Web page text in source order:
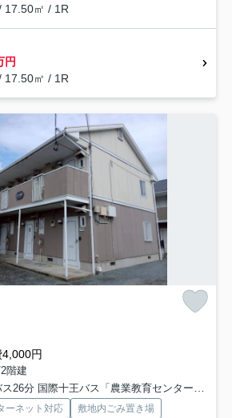
17.50㎡ / 1R
円
17.50㎡ / 1R
円
階建
分 国際十王バス「農業教育センター」 停歩4分
ーネット対応
敷地内ごみ置き場